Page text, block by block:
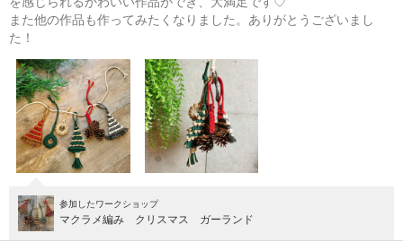
また他の作品も作ってみたくなりました。ありがとうございまし
た！
参加したワークショップ
マクラメ編み クリスマス ガーランド